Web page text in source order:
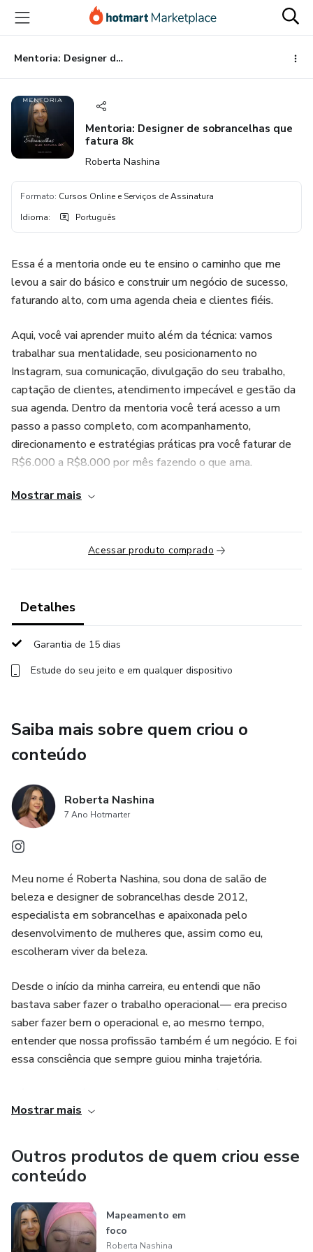
para
conteúdo
principal
para
pagamento
para
rodapé
Mentoria: Designer de sobrancelhas que fatura 8k
Mentoria: Designer de sobrancelhas que
fatura 8k
Roberta Nashina
Formato: Cursos Online e Serviços de Assinatura
Idioma: Português
Essa é a mentoria onde eu te ensino o caminho que me
levou a sair do básico e construir um negócio de sucesso,
faturando alto, com uma agenda cheia e clientes fiéis.
Aqui, você vai aprender muito além da técnica: vamos
trabalhar sua mentalidade, seu posicionamento no
Instagram, sua comunicação, divulgação do seu trabalho,
captação de clientes, atendimento impecável e gestão da
sua agenda. Dentro da mentoria você terá acesso a um
passo a passo completo, com acompanhamento,
direcionamento e estratégias práticas pra você faturar de
R$6.000 a R$8.000 por mês fazendo o que ama.
Mostrar mais
Acessar produto comprado
Detalhes
Garantia de 15 dias
Estude do seu jeito e em qualquer dispositivo
Saiba mais sobre quem criou o
conteúdo
Roberta Nashina
7 Ano Hotmarter
Meu nome é Roberta Nashina, sou dona de salão de
beleza e designer de sobrancelhas desde 2012,
especialista em sobrancelhas e apaixonada pelo
desenvolvimento de mulheres que, assim como eu,
escolheram viver da beleza.
Desde o início da minha carreira, eu entendi que não
bastava saber fazer o trabalho operacional— era preciso
saber fazer bem o operacional e, ao mesmo tempo,
entender que nossa profissão também é um negócio. E foi
essa consciência que sempre guiou minha trajetória.
movimento constante. Eu nunca esperei que clientes
carreira sólida é unir qualidade, estratégia e mentalidade
de crescimento.
Foram mais de 12 anos fidelizando clientes, entregando
resultados, me aperfeiçoando, me posicionando e, acima de
tudo, construindo uma profissão que me dá liberdade,
Mostrar mais
Outros produtos de quem criou esse
conteúdo
Mapeamento em
foco
Roberta Nashina